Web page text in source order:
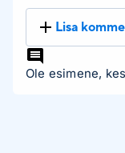
Lisa
Ole esimene,